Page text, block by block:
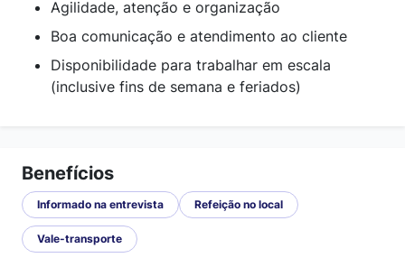
Agilidade, atenção e organização
Boa comunicação e atendimento ao cliente
Disponibilidade para trabalhar em escala
(inclusive fins de semana e feriados)
Benefícios
Informado na entrevista Refeição no local
Vale-transporte